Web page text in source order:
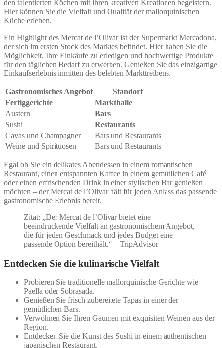
den talentierten Köchen mit ihren kreativen Kreationen begeistern.
Hier können Sie die Vielfalt und Qualität der mallorquinischen
Küche erleben.
Ein Highlight des Mercat de l’Olivar ist der Supermarkt Mercadona,
der sich im ersten Stock des Marktes befindet. Hier haben Sie die
Möglichkeit, Ihre Einkäufe zu erledigen und hochwertige Produkte
für den täglichen Bedarf zu erwerben. Genießen Sie das einzigartige
Einkaufserlebnis inmitten des belebten Markttreibens.
Gastronomisches Angebot
Standort
Fertiggerichte
Markthalle
Austern
Bars
Sushi
Restaurants
Cavas und Champagner
Bars und Restaurants
Weine und Spirituosen
Bars und Restaurants
Egal ob Sie ein delikates Abendessen in einem romantischen
Restaurant, einen entspannten Kaffee in einem gemütlichen Café
oder einen erfrischenden Drink in einer stylischen Bar genießen
möchten – der Mercat de l’Olivar hält für jeden Anlass das passende
gastronomische Erlebnis bereit.
Zitat: „Der Mercat de l’Olivar bietet eine
beeindruckende Vielfalt an gastronomischem Angebot,
die für jeden Geschmack und jedes Budget eine
passende Option bereithält.“ – TripAdvisor
Entdecken Sie die kulinarische Vielfalt
Probieren Sie traditionelle mallorquinische Gerichte wie
Paella oder Sobrasada.
Genießen Sie frisch zubereitete Tapas in einer der
gemütlichen Bars.
Verwöhnen Sie Ihren Gaumen mit exquisiten Weinen aus der
Region.
Entdecken Sie die Kunst des Sushi in einem authentischen
japanischen Restaurant.